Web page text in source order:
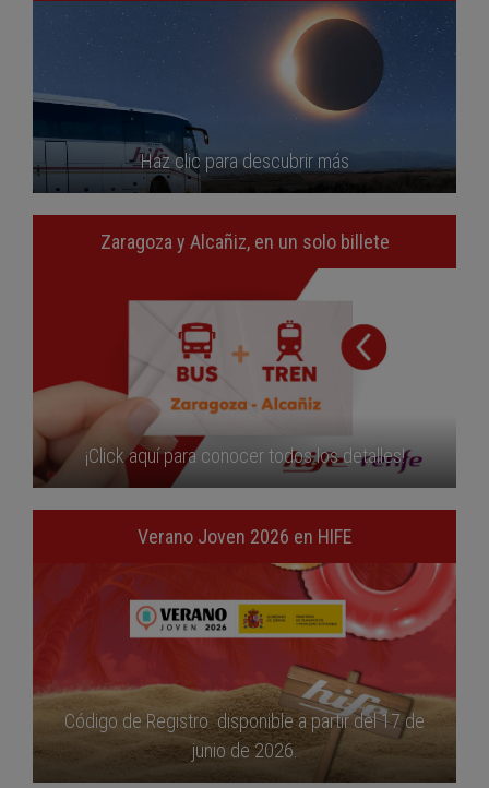
Haz clic para descubrir más
Zaragoza y Alcañiz, en un solo billete
¡Click aquí para conocer todos los detalles!
Verano Joven 2026 en HIFE
Código de Registro disponible a partir del 17 de
junio de 2026.